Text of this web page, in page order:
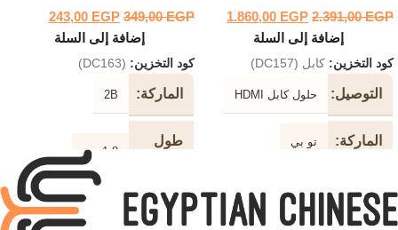
2.391,00EGP
1.860,00 EGP
إضافة إلى السلة
كود التخزين: كابل (DC157)
التوصيل حلول كابل HDMI
الماركة تو بي
جهاز
2K / 4K
349,00EGP
243,00 EGP
إضافة إلى السلة
كود التخزين: (DC163)
الماركة 2B
طول
1.8 متر
لون
الكابل